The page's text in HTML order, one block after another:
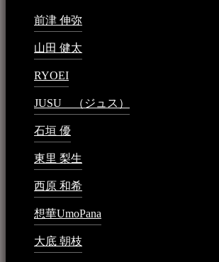
前津 伸弥
山田 健太
RYOEI
JUSU （ジュス）
石垣 優
東里 梨生
西原 和希
想華UmoPana
大底 朝枝